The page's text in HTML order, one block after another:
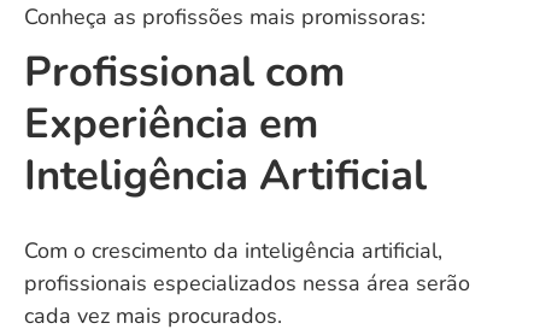
Conheça as profissões mais promissoras:
Profissional com
Experiência em
Inteligência Artificial
Com o crescimento da inteligência artificial,
profissionais especializados nessa área serão
cada vez mais procurados.